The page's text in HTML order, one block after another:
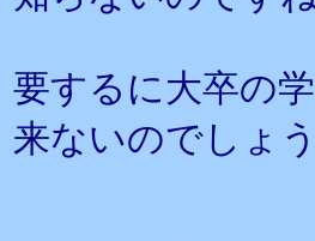
要するに大卒の
来ないのでしょう